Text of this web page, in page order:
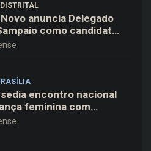
anuncia Delegado
como candidato
na chapa de
encontro nacional
feminina com
Carla Fonseca e